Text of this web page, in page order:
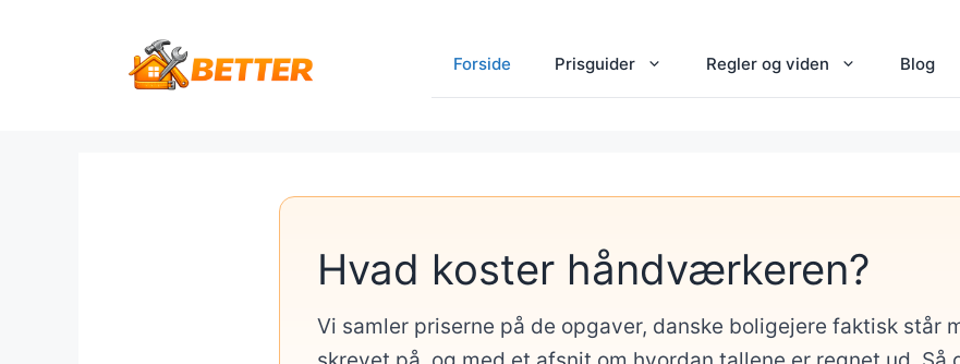
Forside Prisguider Regler og viden Blog
Hvad koster håndværkeren?
Vi samler priserne på de opgaver, danske boligejere faktisk står